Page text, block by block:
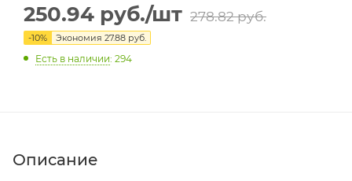
250.94 руб./шт 278.82руб.
-10% Экономия 27.88 руб.
Есть в наличии: 294
Описание